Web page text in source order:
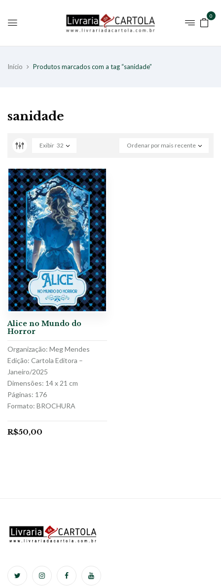
0
Início Produtos marcados com a tag “sanidade”
sanidade
Ordenar por mais recente
Exibir 32
Alice no Mundo do
Horror
Organização: Meg Mendes
Edição: Cartola Editora –
Janeiro/2025
Dimensões: 14 x 21 cm
Páginas: 176
Formato: BROCHURA
R$50,00